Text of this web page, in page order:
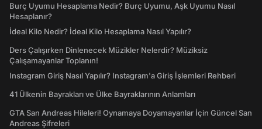
Burç Uyumu Hesaplama Nedir? Burç Uyumu, Aşk Uyumu Nasıl
Hesaplanır?
İdeal Kilo Nedir? İdeal Kilo Hesaplama Nasıl Yapılır?
Ders Çalışırken Dinlenecek Müzikler Nelerdir? Müziksiz
Çalışamayanlar Toplanın!
Instagram Giriş Nasıl Yapılır? Instagram'a Giriş İşlemleri Rehberi
41 Ülkenin Bayrakları ve Ülke Bayraklarının Anlamları
GTA San Andreas Hileleri! Oynamaya Doyamayanlar İçin Güncel San
Andreas Şifreleri